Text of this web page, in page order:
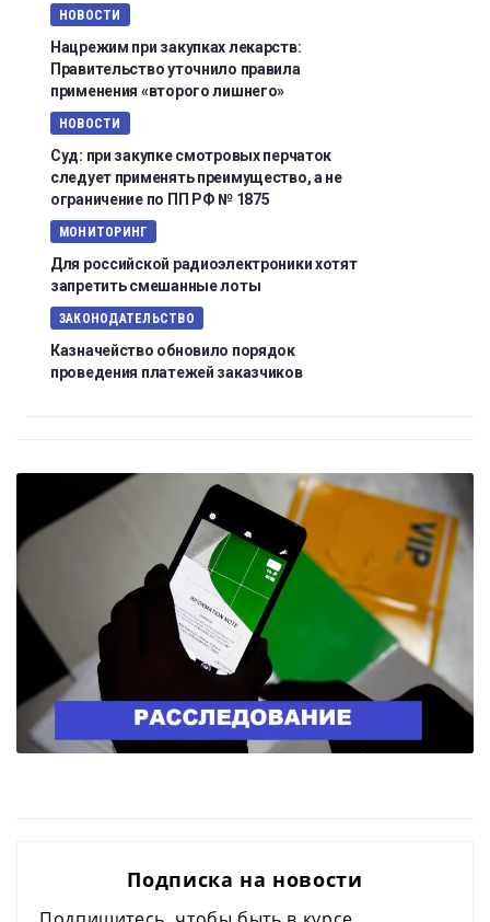
НОВОСТИ
Нацрежим при закупках лекарств:
Правительство уточнило правила
применения «второго лишнего»
НОВОСТИ
Суд: при закупке смотровых перчаток
следует применять преимущество, а не
ограничение по ПП РФ № 1875
МОНИТОРИНГ
Для российской радиоэлектроники хотят
запретить смешанные лоты
ЗАКОНОДАТЕЛЬСТВО
Казначейство обновило порядок
проведения платежей заказчиков
Подписка на новости